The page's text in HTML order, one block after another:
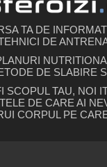
TA DE
DE
DE SLABIRE
SCOPUL TAU, NOI
DE CARE AI
CORPUL PE